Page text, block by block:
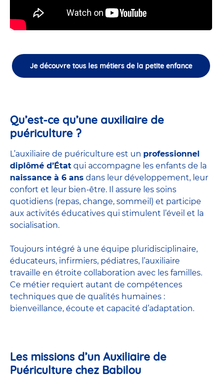
Je découvre tous les métiers de la petite enfance
Qu’est-ce qu’une auxiliaire de
puériculture ?
L’auxiliaire de puériculture est un professionnel
diplômé d’État qui accompagne les enfants de la
naissance à 6 ans dans leur développement, leur
confort et leur bien-être. Il assure les soins
quotidiens (repas, change, sommeil) et participe
aux activités éducatives qui stimulent l’éveil et la
socialisation.
Toujours intégré à une équipe pluridisciplinaire,
éducateurs, infirmiers, pédiatres, l’auxiliaire
travaille en étroite collaboration avec les familles.
Ce métier requiert autant de compétences
techniques que de qualités humaines :
bienveillance, écoute et capacité d’adaptation.
Les missions d’un Auxiliaire de
Puériculture chez Babilou